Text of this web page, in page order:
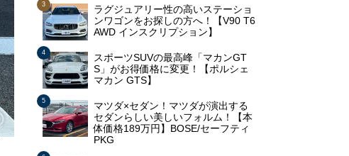
ラグジュアリー性の高いステーショ
ンワゴンをお探しの方へ！【V90 T6
AWD インスクリプション】
スポーツSUVの最高峰「マカンGT
S」がお得価格に変更！【ポルシェ
マカン GTS】
マツダ×セダン！マツダが演出する
セダンらしい美しいフォルム！【本
体価格189万円】BOSE/セーフティ
PKG